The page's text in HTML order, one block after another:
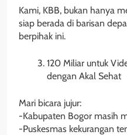
Kami, KBB, bukan hanya
siap berada di barisan
berpihak ini.
120 Miliar untuk
dengan Akal Sehat
Mari bicara jujur:
-Kabupaten Bogor masih
-Puskesmas kekurangan